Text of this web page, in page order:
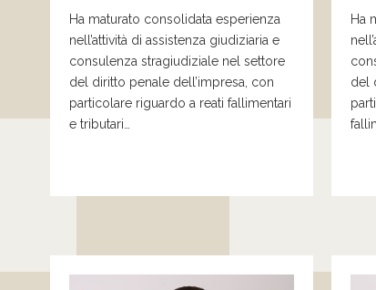
Ha maturato consolidata esperienza
nell’attività di assistenza giudiziaria e
consulenza stragiudiziale nel settore
del diritto penale dell’impresa, con
particolare riguardo a reati fallimentari
e tributari
Ha
del